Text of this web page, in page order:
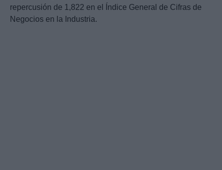
repercusión de 1,822 en el Índice General de Cifras de
Negocios en la Industria.